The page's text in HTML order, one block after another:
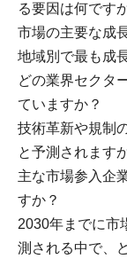
る要因は何です
市場の主要な成
地域別で最も成
どの業界セクタ
ていますか？
技術革新や規制
と予測されます
主な市場参入企
すか？
2030年までに市
測される中で、